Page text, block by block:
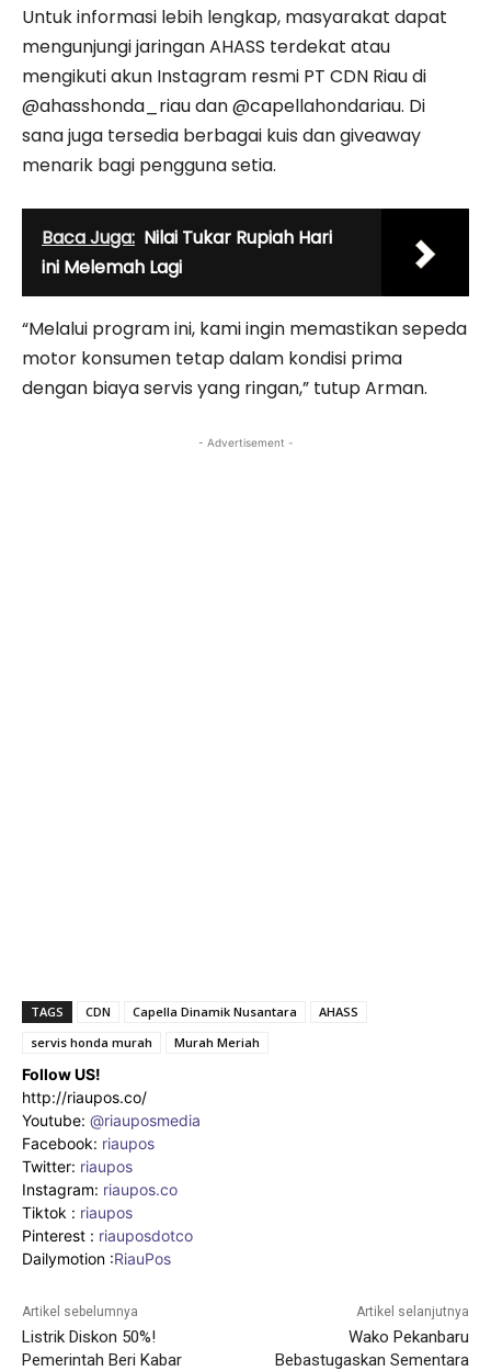
Untuk informasi lebih lengkap, masyarakat dapat
mengunjungi jaringan AHASS terdekat atau
mengikuti akun Instagram resmi PT CDN Riau di
@ahasshonda_riau dan @capellahondariau. Di
sana juga tersedia berbagai kuis dan giveaway
menarik bagi pengguna setia.
Baca Juga: Nilai Tukar Rupiah Hari
ini Melemah Lagi
“Melalui program ini, kami ingin memastikan sepeda
motor konsumen tetap dalam kondisi prima
dengan biaya servis yang ringan,” tutup Arman.
- Advertisement -
TAGS CDN Capella Dinamik Nusantara
AHASS
servis honda murah
Murah Meriah
Follow US!
http://riaupos.co/
Youtube: @riauposmedia
Facebook: riaupos
Twitter: riaupos
Instagram: riaupos.co
Tiktok : riaupos
Pinterest : riauposdotco
Dailymotion :RiauPos
Artikel sebelumnya
Listrik Diskon 50%!
Pemerintah Beri Kabar
Artikel selanjutnya
Wako Pekanbaru
Bebastugaskan Sementara